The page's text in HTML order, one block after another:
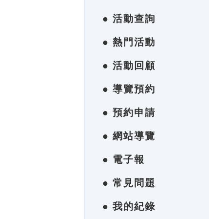
● 活動查詢
● 熱門活動
● 活動回顧
● 導覽預約
● 預約申請
● 網站導覽
● 電子報
● 常見問題
● 我的紀錄